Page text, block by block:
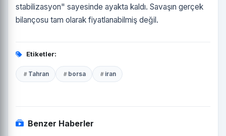
stabilizasyon" sayesinde ayakta kaldı. Savaşın gerçek
bilançosu tam olarak fiyatlanabilmiş değil.
Etiketler:
Tahran borsa iran
Benzer Haberler